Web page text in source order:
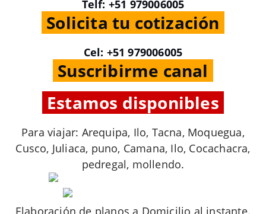
Telf: +51 979006005
Solicita tu cotización
Cel: +51 979006005
Suscribirme canal
Estamos disponibles
Para viajar: Arequipa, Ilo, Tacna, Moquegua,
Cusco, Juliaca, puno, Camana, Ilo, Cocachacra,
pedregal, mollendo.
Elaboración de planos a Domicilio al instante.